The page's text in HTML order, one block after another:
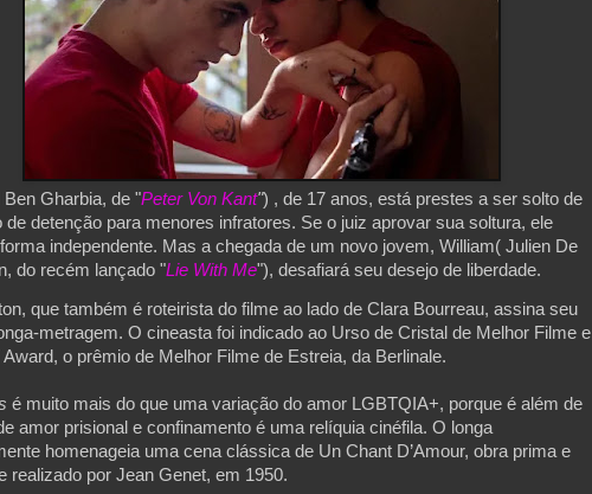
Gharbia, de "Peter Von Kant") , de 17 anos, está prestes a ser solto de
de detenção para menores infratores. Se o juiz aprovar sua soltura, ele
independente. Mas a chegada de um novo jovem, William( Julien De
do recém lançado "Lie With Me"), desafiará seu desejo de liberdade.
que também é roteirista do filme ao lado de Clara Bourreau, assina seu
metragem. O cineasta foi indicado ao Urso de Cristal de Melhor Filme e
o prêmio de Melhor Filme de Estreia, da Berlinale.
é muito mais do que uma variação do amor LGBTQIA+, porque é além de
amor prisional e confinamento é uma relíquia cinéfila. O longa
homenageia uma cena clássica de Un Chant D’Amour, obra prima e
realizado por Jean Genet, em 1950.